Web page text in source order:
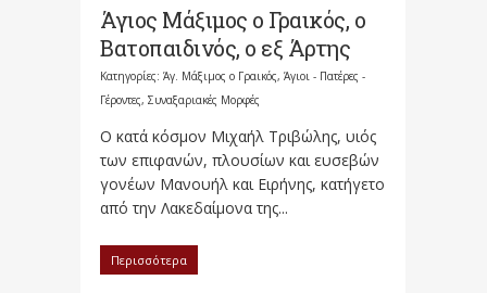
Άγιος Μάξιμος ο Γραικός, ο
Βατοπαιδινός, ο εξ Άρτης
Κατηγορίες: Άγ. Μάξιμος ο Γραικός, Άγιοι - Πατέρες -
Γέροντες, Συναξαριακές Μορφές
Ο κατά κόσμον Μιχαήλ Τριβώλης, υιός
των επιφανών, πλουσίων και ευσεβών
γονέων Μανουήλ και Ειρήνης, κατήγετο
από την Λακεδαίμονα της...
Περισσότερα